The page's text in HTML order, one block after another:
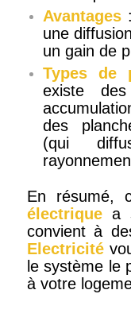
Avantages:
une
un gain de
Types de
existe
des
(qui
En résumé,
électriquea
convient à
Electricité
le système le
à votre